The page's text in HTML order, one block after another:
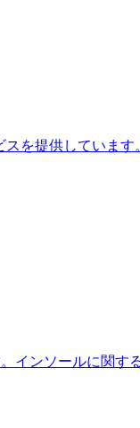
を提供しています
インソールに関す